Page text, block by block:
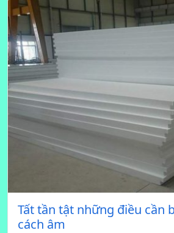
Tất tần tật những điều cần
cách âm